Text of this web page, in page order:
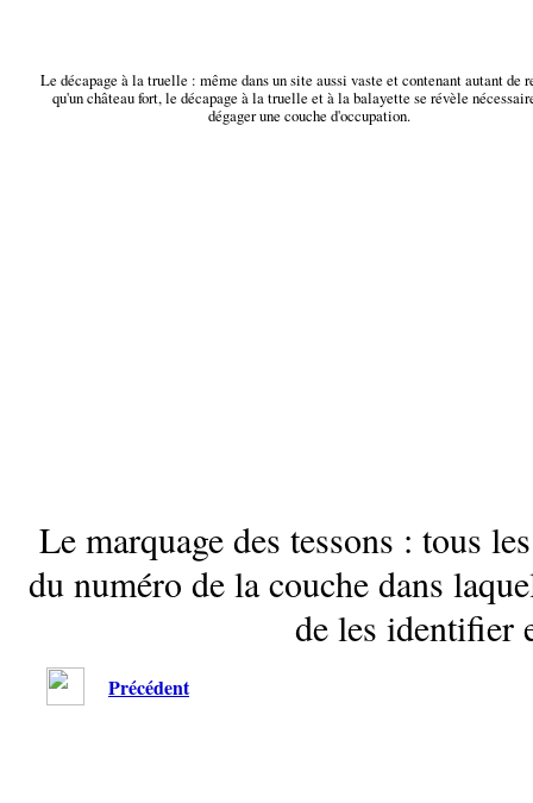
Le décapage à la truelle : même dans un site aussi vaste et contenant autant de
qu'un château fort, le décapage à la truelle et à la balayette se révèle
dégager une couche d'occupation.
Le marquage des tessons : tous
du numéro de la couche dans
de les identifier
Précédent